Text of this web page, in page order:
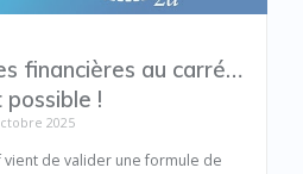
financières au carré…
possible !
2025
vient de valider une formule de